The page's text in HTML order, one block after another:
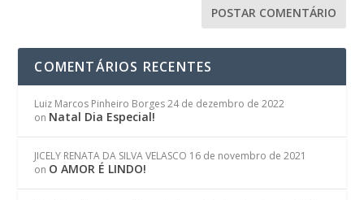
COMENTÁRIOS RECENTES
Luiz Marcos Pinheiro Borges 24 de dezembro de 2022
on Natal Dia Especial!
JICELY RENATA DA SILVA VELASCO 16 de novembro de 2021
on O AMOR É LINDO!